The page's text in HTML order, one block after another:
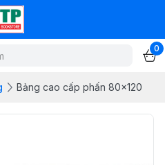
0
Bảng cao cấp phấn 80x120